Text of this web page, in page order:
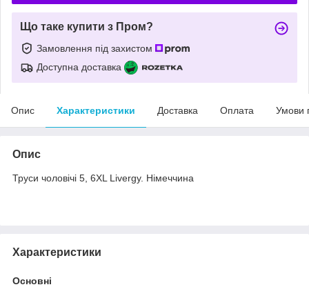
Що таке купити з Пром?
Замовлення під захистом
Доступна доставка
Опис Характеристики Доставка Оплата Умови
Опис
Труси чоловічі 5, 6XL Livergy. Німеччина
Характеристики
Основні